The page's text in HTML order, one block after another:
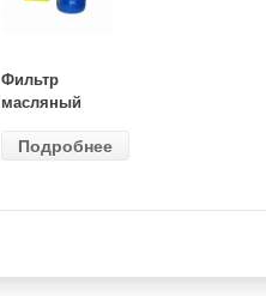
Фильтр
масляный
(MANN) W
Подробнее